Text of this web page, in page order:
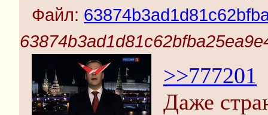
Файл:
>>777201
Даже